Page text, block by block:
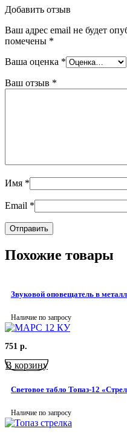
Добавить отзыв
Ваш адрес email не будет
помечены *
Ваша оценка *
Ваш отзыв *
Имя *
Email *
Похожие товары
Звуковой оповещатель в
Наличие по запросу
751 р.
В корзину
Световое табло Топаз-12
Наличие по запросу